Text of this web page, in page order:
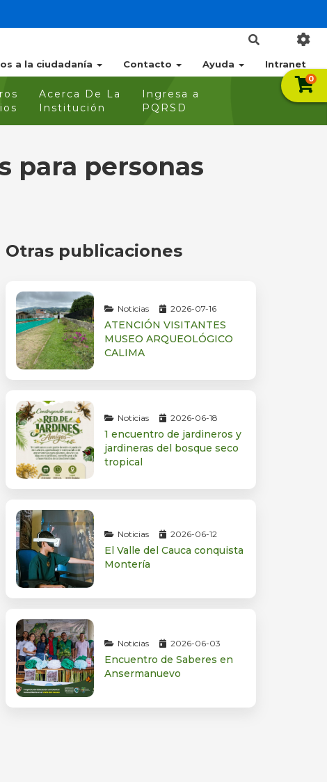
a la ciudadanía Contacto Ayuda Intranet
Acerca De La
Institución
Ingresa a
PQRSD
0
para personas
Otras publicaciones
Noticias 2026-07-16
ATENCIÓN VISITANTES
MUSEO ARQUEOLÓGICO
CALIMA
Noticias 2026-06-18
1 encuentro de jardineros y
jardineras del bosque seco
tropical
Noticias 2026-06-12
El Valle del Cauca conquista
Montería
Noticias 2026-06-03
Encuentro de Saberes en
Ansermanuevo